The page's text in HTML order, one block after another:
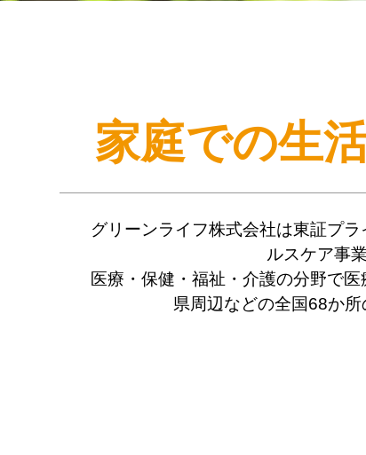
家庭での生
グリーンライフ株式会社は東証プ
ルスケア事
医療・保健・福祉・介護の分野で
県周辺などの全国68か